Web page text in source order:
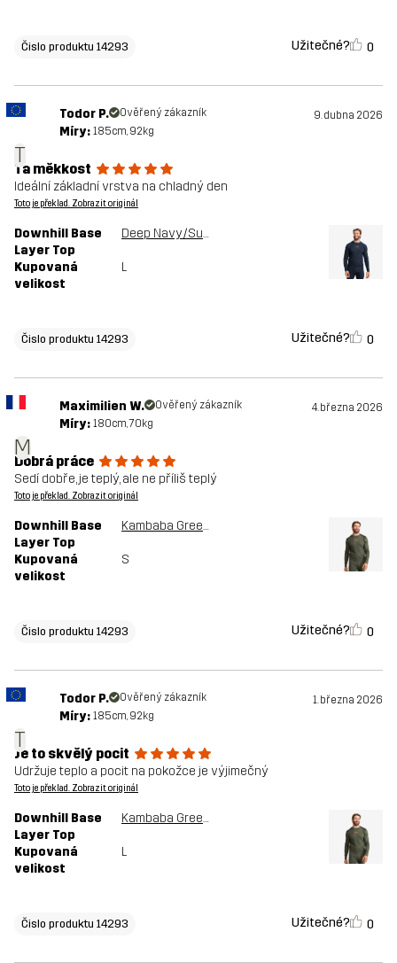
Čislo produktu 14293 Užitečné? 0
T
Todor P. Ověřený zákazník 9. dubna 2026
Míry: 185cm, 92kg
Ta měkkost
Ideální základní vrstva na chladný den
Toto je překlad. Zobrazit originál
Downhill Base
Layer Top
Deep Navy/Surf The Web
Kupovaná
velikost
L
Čislo produktu 14293 Užitečné? 0
M
Maximilien W. Ověřený zákazník 4. března 2026
Míry: 180cm, 70kg
Dobrá práce
Sedí dobře, je teplý, ale ne příliš teplý
Toto je překlad. Zobrazit originál
Downhill Base
Layer Top
Kambaba Green/Rosin Green
Kupovaná
velikost
S
Čislo produktu 14293 Užitečné? 0
T
Todor P. Ověřený zákazník 1. března 2026
Míry: 185cm, 92kg
Je to skvělý pocit
Udržuje teplo a pocit na pokožce je výjimečný
Toto je překlad. Zobrazit originál
Downhill Base
Layer Top
Kambaba Green/Rosin Green
Kupovaná
velikost
L
Čislo produktu 14293 Užitečné? 0